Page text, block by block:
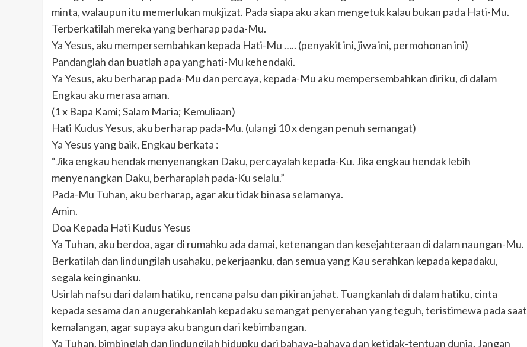
minta, walaupun itu memerlukan mukjizat. Pada siapa aku akan mengetuk kalau bukan pada Hati-Mu.
Terberkatilah mereka yang berharap pada-Mu.
Ya Yesus, aku mempersembahkan kepada Hati-Mu ….. (penyakit ini, jiwa ini, permohonan ini)
Pandanglah dan buatlah apa yang hati-Mu kehendaki.
Ya Yesus, aku berharap pada-Mu dan percaya, kepada-Mu aku mempersembahkan diriku, di dalam
Engkau aku merasa aman.
(1 x Bapa Kami; Salam Maria; Kemuliaan)
Hati Kudus Yesus, aku berharap pada-Mu. (ulangi 10 x dengan penuh semangat)
Ya Yesus yang baik, Engkau berkata :
“Jika engkau hendak menyenangkan Daku, percayalah kepada-Ku. Jika engkau hendak lebih
menyenangkan Daku, berharaplah pada-Ku selalu.”
Pada-Mu Tuhan, aku berharap, agar aku tidak binasa selamanya.
Amin.
Doa Kepada Hati Kudus Yesus
Ya Tuhan, aku berdoa, agar di rumahku ada damai, ketenangan dan kesejahteraan di dalam naungan-Mu.
Berkatilah dan lindungilah usahaku, pekerjaanku, dan semua yang Kau serahkan kepada kepadaku,
segala keinginanku.
Usirlah nafsu dari dalam hatiku, rencana palsu dan pikiran jahat. Tuangkanlah di dalam hatiku, cinta
kepada sesama dan anugerahkanlah kepadaku semangat penyerahan yang teguh, teristimewa pada saat
kemalangan, agar supaya aku bangun dari kebimbangan.
Ya Tuhan, bimbinglah dan lindungilah hidupku dari bahaya-bahaya dan ketidak-tentuan dunia. Jangan